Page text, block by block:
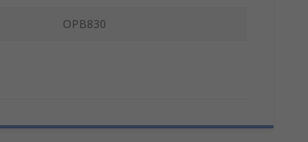
OPB830